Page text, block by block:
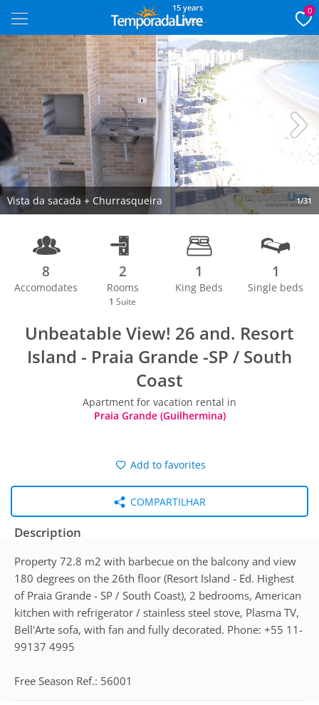
15 years 0
Vista da sacada + Churrasqueira 1/31
Next
8
Accomodates
2
Rooms
1 Suite
1
King Beds
1
Single beds
Unbeatable View! 26 and. Resort
Island - Praia Grande -SP / South
Coast
Apartment for vacation rental in
Praia Grande (Guilhermina)
Add to favorites
COMPARTILHAR
Description
Property 72.8 m2 with barbecue on the balcony and view
180 degrees on the 26th floor (Resort Island - Ed. Highest
of Praia Grande - SP / South Coast), 2 bedrooms, American
kitchen with refrigerator / stainless steel stove, Plasma TV,
Bell'Arte sofa, with fan and fully decorated. Phone: +55 11-
99137 4995
Free Season Ref.: 56001